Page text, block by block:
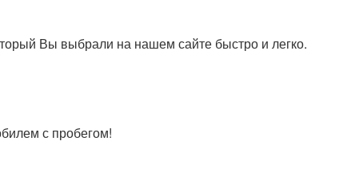
Вы выбрали на нашем сайте быстро и легко.
с пробегом!